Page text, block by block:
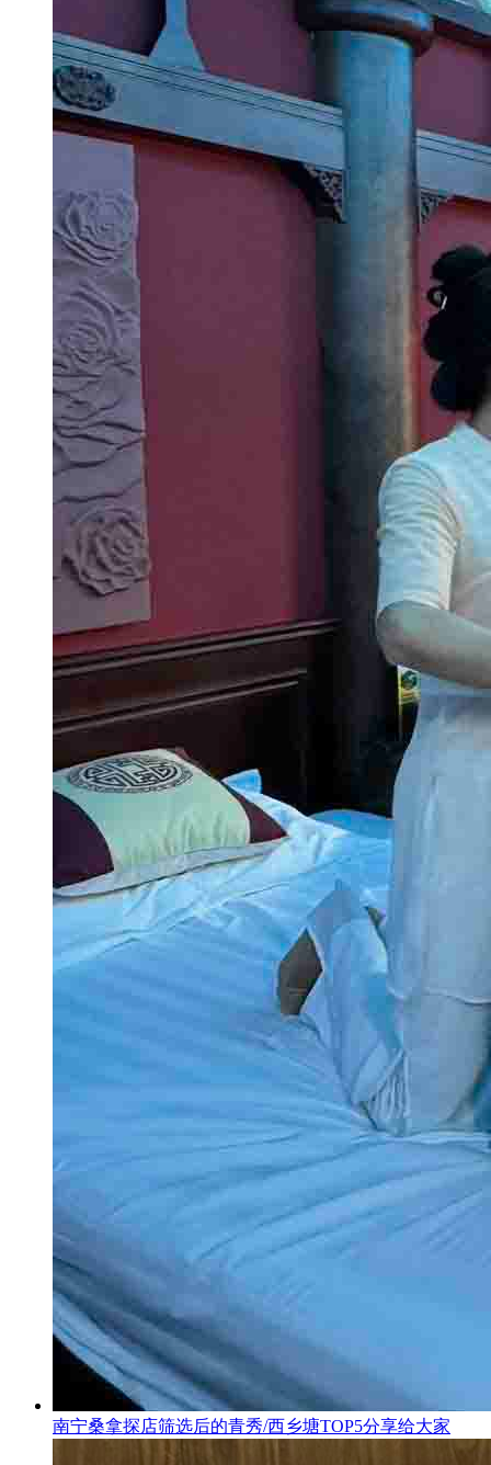
南宁桑拿探店筛选后的青秀/西乡塘TOP5分享给大家